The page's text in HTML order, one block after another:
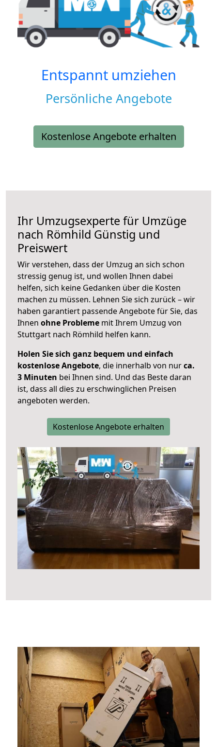
Entspannt umziehen
Persönliche Angebote
Kostenlose Angebote erhalten
Ihr Umzugsexperte für Umzüge
nach Römhild Günstig und
Preiswert
Wir verstehen, dass der Umzug an sich schon
stressig genug ist, und wollen Ihnen dabei
helfen, sich keine Gedanken über die Kosten
machen zu müssen. Lehnen Sie sich zurück – wir
haben garantiert passende Angebote für Sie, das
Ihnen ohne Probleme mit Ihrem Umzug von
Stuttgart nach Römhild helfen kann.
Holen Sie sich ganz bequem und einfach
kostenlose Angebote, die innerhalb von nurca.
3 Minuten bei Ihnen sind. Und das Beste daran
ist, dass all dies zu erschwinglichen Preisen
angeboten werden.
Kostenlose Angebote erhalten